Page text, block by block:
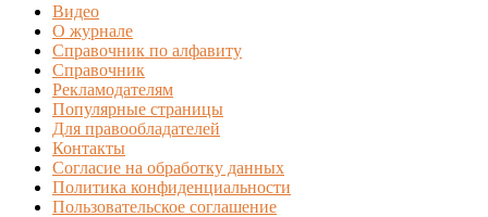
Видео
О журнале
Справочник по алфавиту
Справочник
Рекламодателям
Популярные страницы
Для правообладателей
Контакты
Согласие на обработку данных
Политика конфиденциальности
Пользовательское соглашение